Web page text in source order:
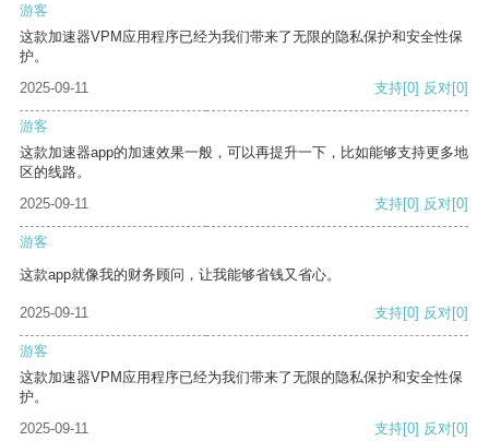
游客
这款加速器VPM应用程序已经为我们带来了无限的隐私保护和安全性保
护。
2025-09-11
支持[0] 反对[0]
游客
这款加速器app的加速效果一般，可以再提升一下，比如能够支持更多地
区的线路。
2025-09-11
支持[0] 反对[0]
游客
这款app就像我的财务顾问，让我能够省钱又省心。
2025-09-11 支持[0] 反对[0]
游客
这款加速器VPM应用程序已经为我们带来了无限的隐私保护和安全性保
护。
2025-09-11
支持[0] 反对[0]